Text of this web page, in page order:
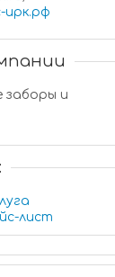
ирк.рф
заборы и
лист